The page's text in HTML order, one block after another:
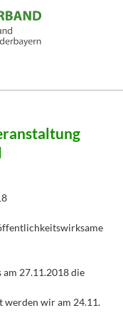
27.11.2018 die
wir am 24.11.